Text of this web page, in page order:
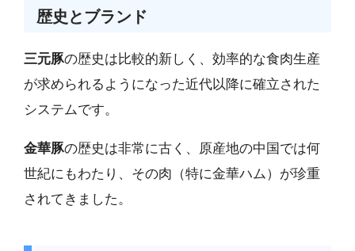
歴史とブランド
三元豚の歴史は比較的新しく、効率的な食肉生産
が求められるようになった近代以降に確立された
システムです。
金華豚の歴史は非常に古く、原産地の中国では何
世紀にもわたり、その肉（特に金華ハム）が珍重
されてきました。